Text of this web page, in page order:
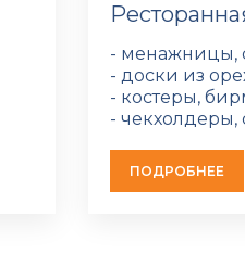
- менажницы,
- доски из
- костеры,
-
ПОДРОБНЕЕ